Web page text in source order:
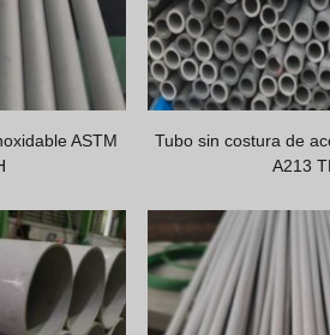
ASTM
Tubo sin costura de
A213